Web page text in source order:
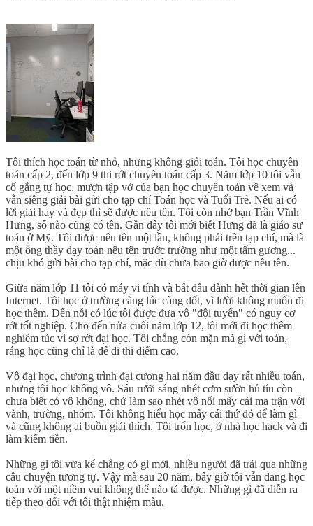
Tôi thích học toán từ nhỏ, nhưng không giỏi toán. Tôi học chuyên
toán cấp 2, đến lớp 9 thi rớt chuyên toán cấp 3. Năm lớp 10 tôi vẫn
cố gắng tự học, mượn tập vở của bạn học chuyên toán về xem và
vẫn siêng giải bài gửi cho tạp chí Toán học và Tuổi Trẻ. Nếu ai có
lời giải hay và đẹp thì sẽ được nêu tên. Tôi còn nhớ bạn Trần Vĩnh
Hưng, số nào cũng có tên. Gần đây tôi mới biết Hưng đã là giáo sư
toán ở Mỹ. Tôi được nêu tên một lần, không phải trên tạp chí, mà là
một ông thầy dạy toán nêu tên trước trường như một tấm gương...
chịu khó gửi bài cho tạp chí, mặc dù chưa bao giờ được nêu tên.
Giữa năm lớp 11 tôi có máy vi tính và bắt đầu dành hết thời gian lên
Internet. Tôi học ở trường càng lúc càng dốt, vì lười không muốn đi
học thêm. Đến nỗi có lúc tôi được đưa vô "đội tuyển" có nguy cơ
rớt tốt nghiệp. Cho đến nửa cuối năm lớp 12, tôi mới đi học thêm
nghiêm túc vì sợ rớt đại học. Tôi chẳng còn mặn mà gì với toán,
ráng học cũng chỉ là để đi thi điểm cao.
Vô đại học, chương trình đại cương hai năm đầu dạy rất nhiều toán,
nhưng tôi học không vô. Sáu rưỡi sáng nhét cơm sườn hủ tíu còn
chưa biết có vô không, chứ làm sao nhét vô nổi mấy cái ma trận với
vành, trường, nhóm. Tôi không hiểu học mấy cái thứ đó để làm gì
và cũng không ai buồn giải thích. Tôi trốn học, ở nhà học hack và đi
làm kiếm tiền.
Những gì tôi vừa kể chẳng có gì mới, nhiều người đã trải qua những
câu chuyện tương tự. Vậy mà sau 20 năm, bây giờ tôi vẫn đang học
toán với một niềm vui không thể nào tả được. Những gì đã diễn ra
tiếp theo đối với tôi thật nhiệm màu.